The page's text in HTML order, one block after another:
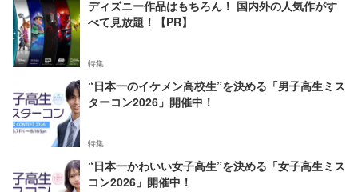
ディズニー作品はもちろん！ 国内外の人気作がす
べて見放題！【PR】
特集
“日本一のイケメン高校生”を決める「男子高生ミス
ターコン2026」開催中！
特集
“日本一かわいい女子高生”を決める「女子高生ミス
コン2026」開催中！